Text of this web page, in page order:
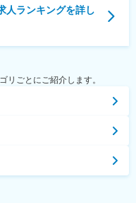
人ランキングを詳し
リごとにご紹介します。